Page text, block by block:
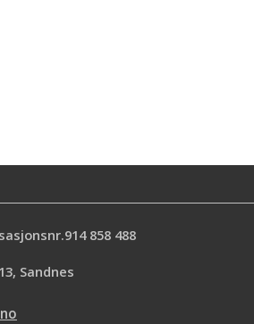
858 488
Sandnes